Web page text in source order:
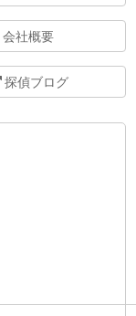
会社概要
探偵ブログ